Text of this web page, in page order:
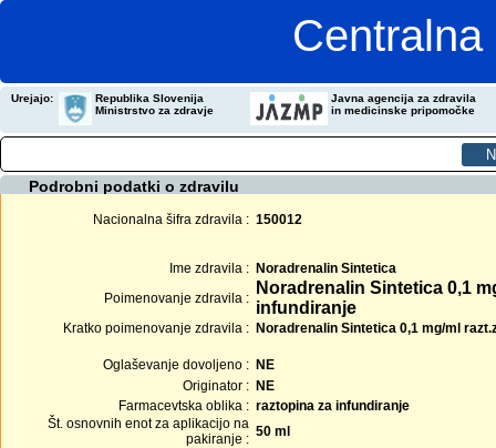
Urejajo:
Republika Slovenija
Ministrstvo za zdravje
Javna agencija za zdravila
in medicinske pripomočke
Podrobni podatki o zdravilu
Nacionalna šifra zdravila : 150012
Ime zdravila : Noradrenalin Sintetica
Poimenovanje zdravila :
Noradrenalin Sintetica 0,1
infundiranje
Kratko poimenovanje zdravila : Noradrenalin Sintetica 0,1 mg/ml
Oglaševanje dovoljeno : NE
Originator : NE
Farmacevtska oblika : raztopina za infundiranje
Št. osnovnih enot za aplikacijo na
pakiranje : 50 ml